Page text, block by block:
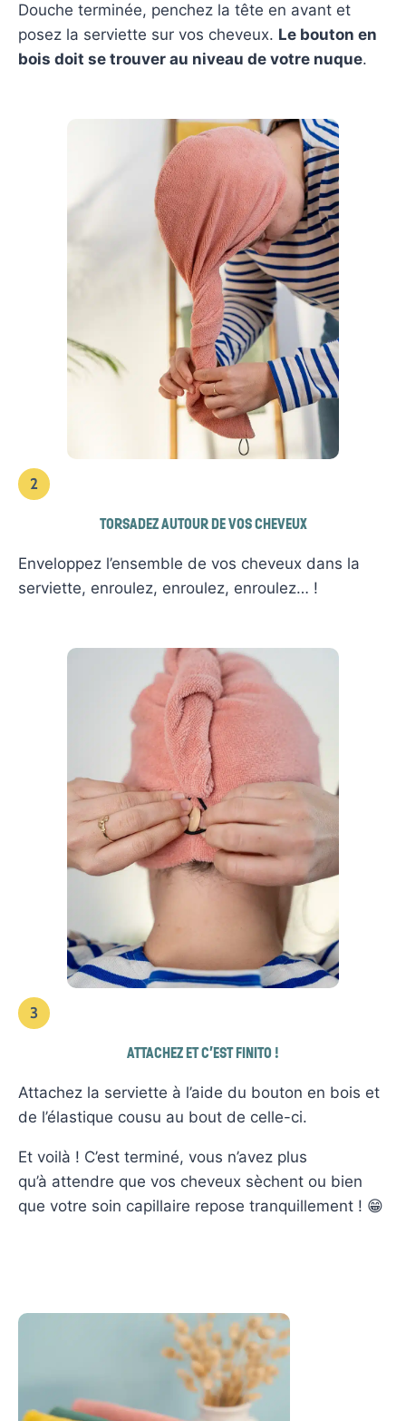
Douche terminée, penchez la tête en avant et
posez la serviette sur vos cheveux. Le bouton en
bois doit se trouver au niveau de votre nuque.
2
TORSADEZ AUTOUR DE VOS CHEVEUX
Enveloppez l’ensemble de vos cheveux dans la
serviette, enroulez, enroulez, enroulez… !
3
ATTACHEZ ET C’EST FINITO !
Attachez la serviette à l’aide du bouton en bois et
de l’élastique cousu au bout de celle-ci.
Et voilà ! C’est terminé, vous n’avez plus
qu’à attendre que vos cheveux sèchent ou bien
que votre soin capillaire repose tranquillement ! 😁